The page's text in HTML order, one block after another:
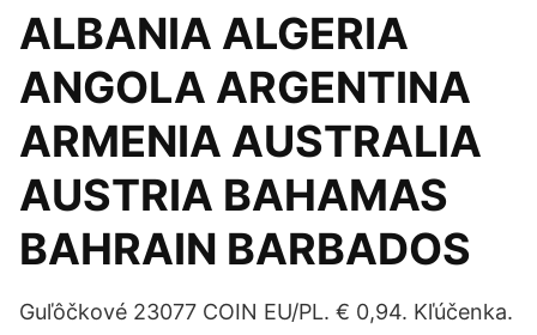
ALBANIA ALGERIA
ANGOLA ARGENTINA
ARMENIA AUSTRALIA
AUSTRIA BAHAMAS
BAHRAIN BARBADOS
Guľôčkové 23077 COIN EU/PL. € 0,94. Kľúčenka.